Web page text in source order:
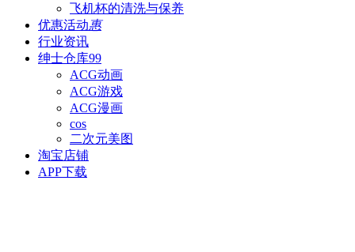
飞机杯的清洗与保养
优惠活动惠
行业资讯
绅士仓库99
ACG动画
ACG游戏
ACG漫画
cos
二次元美图
淘宝店铺
APP下载